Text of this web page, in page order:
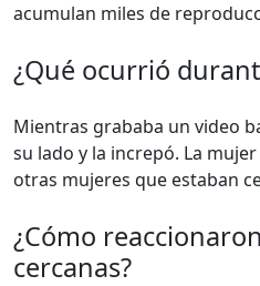
acumulan miles de
¿Qué ocurrió
Mientras grababa un video
su lado y la increpó. La
otras mujeres que estaban
¿Cómo
cercanas?